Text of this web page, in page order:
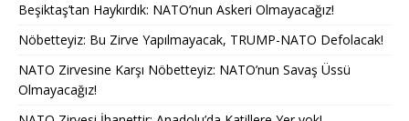
Beşiktaş’tan Haykırdık: NATO’nun Askeri Olmayacağız!
Nöbetteyiz: Bu Zirve Yapılmayacak, TRUMP-NATO Defolacak!
NATO Zirvesine Karşı Nöbetteyiz: NATO’nun Savaş Üssü
Olmayacağız!